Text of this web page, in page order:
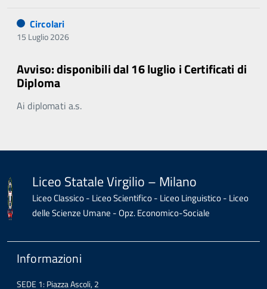
Circolari
15 Luglio 2026
Avviso: disponibili dal 16 luglio i Certificati di
Diploma
Ai diplomati a.s.
Liceo Statale Virgilio – Milano
Liceo Classico - Liceo Scientifico - Liceo Linguistico - Liceo
delle Scienze Umane - Opz. Economico-Sociale
Informazioni
SEDE 1: Piazza Ascoli, 2